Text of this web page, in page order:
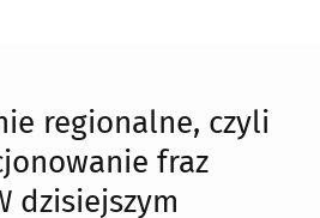
regionalne, czyli
fraz
dzisiejszym